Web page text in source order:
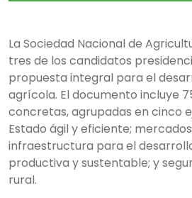
La Sociedad Nacional de
tres de los candidatos
propuesta integral para el
agrícola. El documento incluye
concretas, agrupadas en cinco
Estado ágil y eficiente;
infraestructura para el
productiva y sustentable; y
rural.